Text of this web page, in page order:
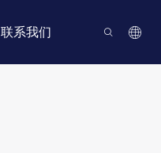
联系我们